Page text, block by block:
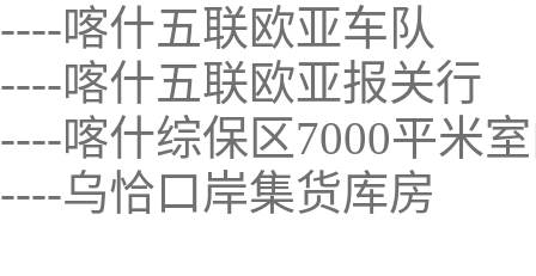
----喀什五联欧亚车队
----喀什五联欧亚报关行
----喀什综保区7000平米
----乌恰口岸集货库房